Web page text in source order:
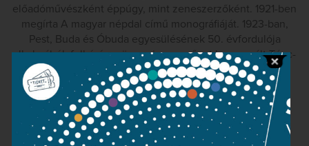
előadóművészként éppúgy, mint zeneszerzőként. 1921-ben
megírta A magyar népdal című monográfiáját. 1923-ban,
Pest, Buda és Óbuda egyesülésének 50. évfordulója
alkalmából, felkérésre ünnepi zeneművet komponált Tánc-
szvit címmel, amelyet Kodály Psalmus Hungaricusával
együtt mutattak be. 1930-ban elkészült a kantáta-sorozat
első darabja, a Cantata profana, a zeneszerző
„legszemélyesebb hitvallása”.